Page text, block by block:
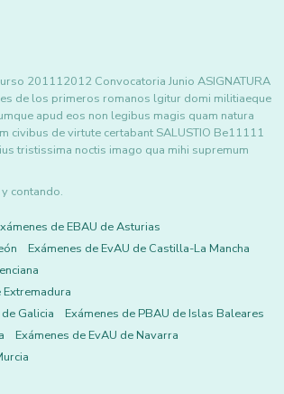
201112012 Convocatoria Junio ASIGNATURA
de los primeros romanos lgitur domi militiaeque
apud eos non legibus magis quam natura
civibus de virtute certabant SALUSTIO Be11111
tristissima noctis imago qua mihi supremum
contando.
de EBAU de Asturias
Exámenes de EvAU de Castilla-La Mancha
Extremadura
Galicia
Exámenes de PBAU de Islas Baleares
Exámenes de EvAU de Navarra